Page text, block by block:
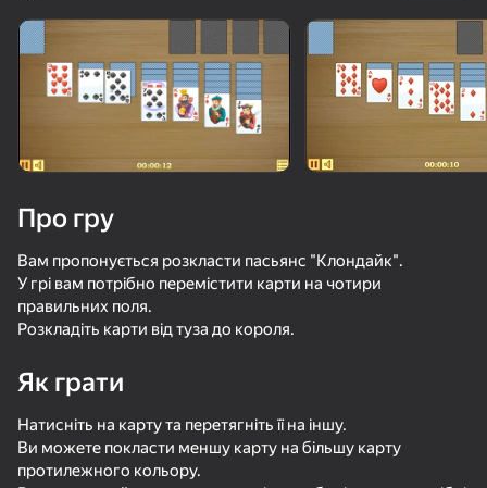
Поверніть пристрій
Гра працює тільки в горизонтальній
орієнтації
Solitaire Classic Klondike
84
42
79
Про гру
Вам пропонується розкласти пасьянс "Клондайк".
У грі вам потрібно перемістити карти на чотири
правильних поля.
Розкладіть карти від туза до короля.
Як грати
Натисніть на карту та перетягніть її на іншу.
Ви можете покласти меншу карту на більшу карту
протилежного кольору.